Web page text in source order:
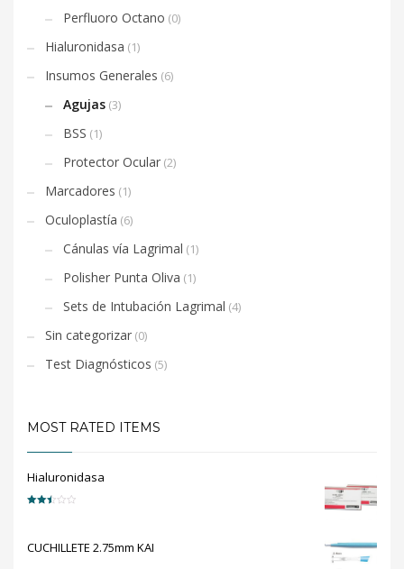
Perfluoro Octano (0)
Hialuronidasa (1)
Insumos Generales (6)
Agujas (3)
BSS (1)
Protector Ocular (2)
Marcadores (1)
Oculoplastía (6)
Cánulas vía Lagrimal (1)
Polisher Punta Oliva (1)
Sets de Intubación Lagrimal (4)
Sin categorizar (0)
Test Diagnósticos (5)
MOST RATED ITEMS
Hialuronidasa
CUCHILLETE 2.75mm KAI